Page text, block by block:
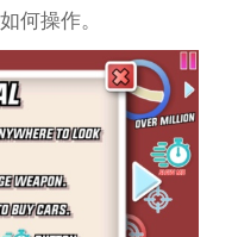
何操作。